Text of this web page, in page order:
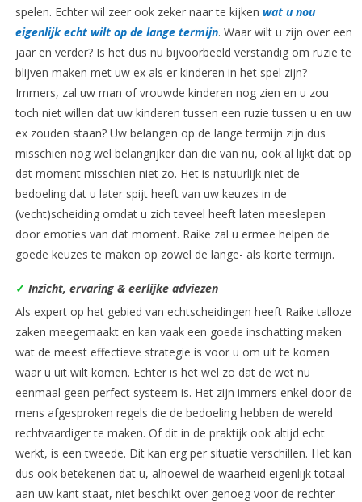
spelen. Echter wil zeer ook zeker naar te kijken wat u nou
eigenlijk echt wilt op de lange termijn. Waar wilt u zijn over een
jaar en verder? Is het dus nu bijvoorbeeld verstandig om ruzie te
blijven maken met uw ex als er kinderen in het spel zijn?
Immers, zal uw man of vrouwde kinderen nog zien en u zou
toch niet willen dat uw kinderen tussen een ruzie tussen u en uw
ex zouden staan? Uw belangen op de lange termijn zijn dus
misschien nog wel belangrijker dan die van nu, ook al lijkt dat op
dat moment misschien niet zo. Het is natuurlijk niet de
bedoeling dat u later spijt heeft van uw keuzes in de
(vecht)scheiding omdat u zich teveel heeft laten meeslepen
door emoties van dat moment. Raike zal u ermee helpen de
goede keuzes te maken op zowel de lange- als korte termijn.
✓ Inzicht, ervaring & eerlijke adviezen
Als expert op het gebied van echtscheidingen heeft Raike talloze
zaken meegemaakt en kan vaak een goede inschatting maken
wat de meest effectieve strategie is voor u om uit te komen
waar u uit wilt komen. Echter is het wel zo dat de wet nu
eenmaal geen perfect systeem is. Het zijn immers enkel door de
mens afgesproken regels die de bedoeling hebben de wereld
rechtvaardiger te maken. Of dit in de praktijk ook altijd echt
werkt, is een tweede. Dit kan erg per situatie verschillen. Het kan
dus ook betekenen dat u, alhoewel de waarheid eigenlijk totaal
aan uw kant staat, niet beschikt over genoeg voor de rechter